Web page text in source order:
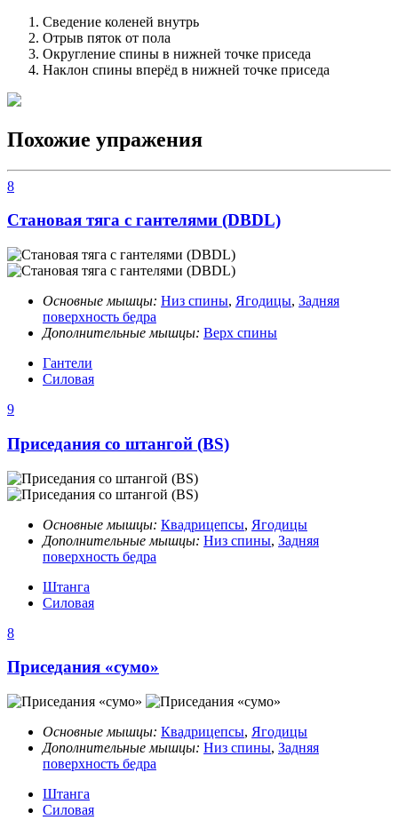
Сведение коленей внутрь
Отрыв пяток от пола
Округление спины в нижней точке приседа
Наклон спины вперёд в нижней точке приседа
Похожие упражения
8
Становая тяга с гантелями (DBDL)
Основные мышцы: Низ спины, Ягодицы, Задняя
поверхность бедра
Дополнительные мышцы: Верх спины
Гантели
Силовая
9
Приседания со штангой (BS)
Основные мышцы: Квадрицепсы, Ягодицы
Дополнительные мышцы: Низ спины, Задняя
поверхность бедра
Штанга
Силовая
8
Приседания «сумо»
Основные мышцы: Квадрицепсы, Ягодицы
Дополнительные мышцы: Низ спины, Задняя
поверхность бедра
Штанга
Силовая